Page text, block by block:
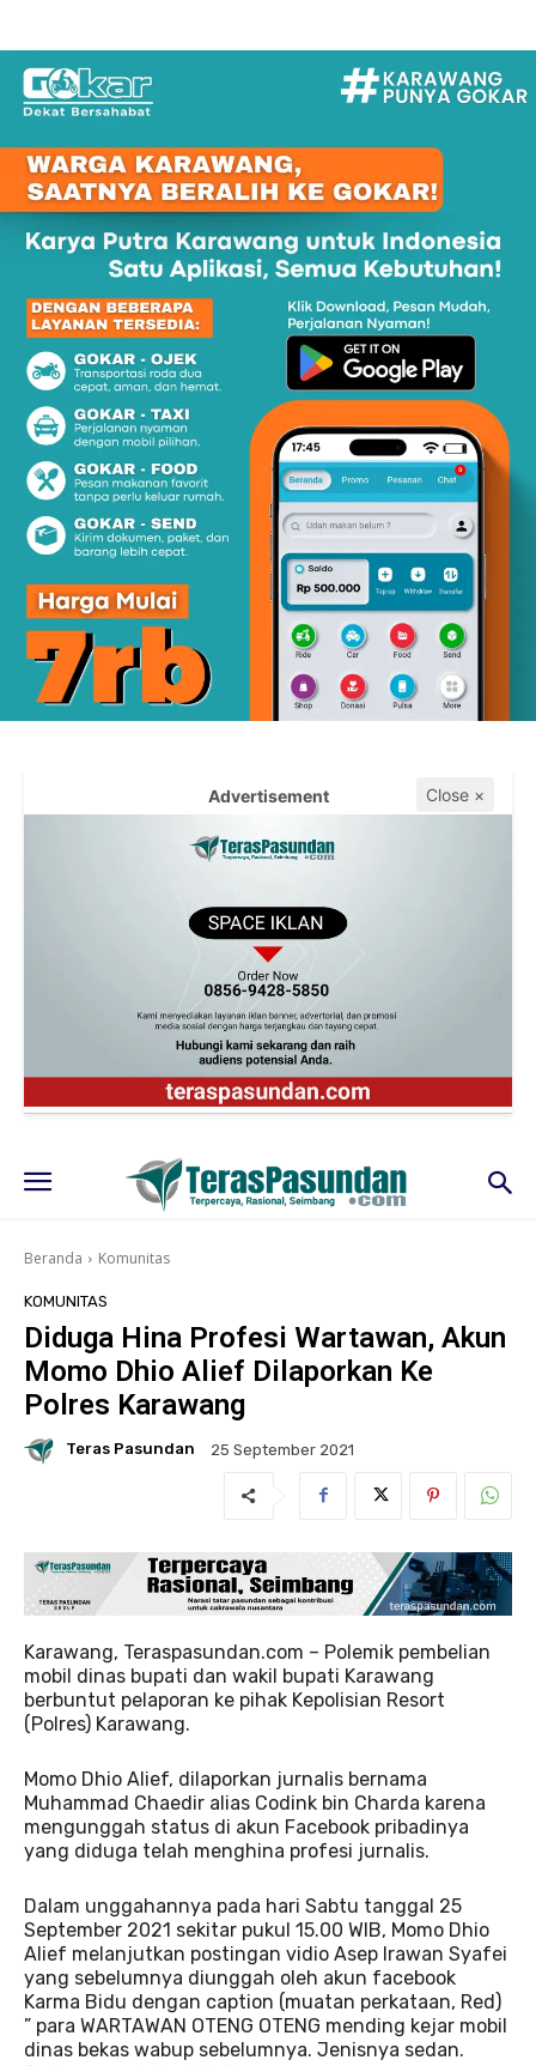
Advertisement Close ×
Beranda Komunitas
KOMUNITAS
Diduga Hina Profesi Wartawan, Akun
Momo Dhio Alief Dilaporkan Ke
Polres Karawang
Teras Pasundan 25 September 2021
Karawang, Teraspasundan.com – Polemik pembelian
mobil dinas bupati dan wakil bupati Karawang
berbuntut pelaporan ke pihak Kepolisian Resort
(Polres) Karawang.
Momo Dhio Alief, dilaporkan jurnalis bernama
Muhammad Chaedir alias Codink bin Charda karena
mengunggah status di akun Facebook pribadinya
yang diduga telah menghina profesi jurnalis.
Dalam unggahannya pada hari Sabtu tanggal 25
September 2021 sekitar pukul 15.00 WIB, Momo Dhio
Alief melanjutkan postingan vidio Asep Irawan Syafei
yang sebelumnya diunggah oleh akun facebook
Karma Bidu dengan caption (muatan perkataan, Red)
” para WARTAWAN OTENG OTENG mending kejar mobil
dinas bekas wabup sebelumnya. Jenisnya sedan.